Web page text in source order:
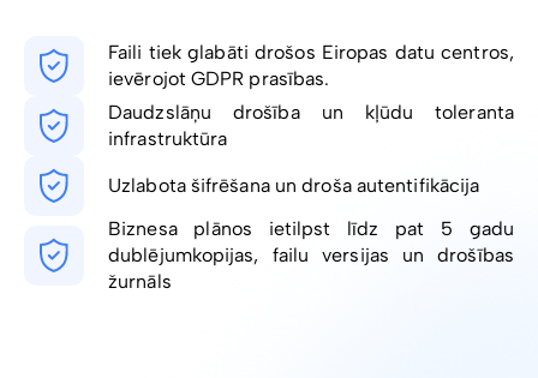
Faili tiek glabāti drošos Eiropas datu centros,
ievērojot GDPR prasības.
Daudzslāņu drošība un kļūdu toleranta
infrastruktūra
Uzlabota šifrēšana un droša autentifikācija
Biznesa plānos ietilpst līdz pat 5 gadu
dublējumkopijas, failu versijas un drošības
žurnāls